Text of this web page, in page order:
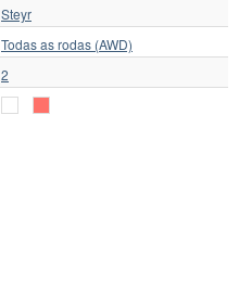
Steyr
Todas as rodas (AWD)
2